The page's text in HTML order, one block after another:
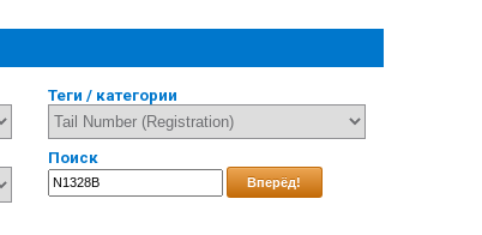
Теги / категории
Поиск
Вперёд!